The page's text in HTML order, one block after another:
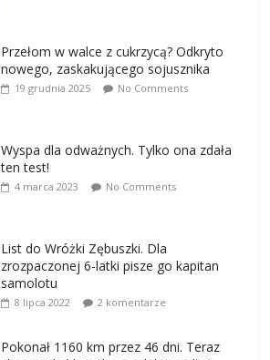
Przełom w walce z cukrzycą? Odkryto
nowego, zaskakującego sojusznika
19 grudnia 2025 No Comments
Wyspa dla odważnych. Tylko ona zdała
ten test!
4 marca 2023 No Comments
List do Wróżki Zębuszki. Dla
zrozpaczonej 6-latki pisze go kapitan
samolotu
8 lipca 2022 2 komentarze
Pokonał 1160 km przez 46 dni. Teraz